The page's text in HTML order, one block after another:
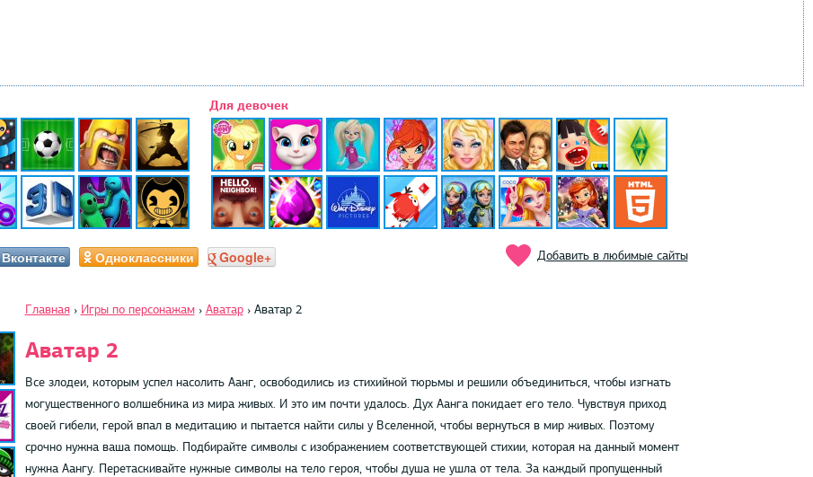
Для девочек
Вконтакте Одноклассники Google+ Добавить в любимые сайты
Главная › Игры по персонажам › Аватар › Аватар 2
Аватар 2
Все злодеи, которым успел насолить Аанг, освободились из стихийной тюрьмы и решили объединиться, чтобы изгнать
могущественного волшебника из мира живых. И это им почти удалось. Дух Аанга покидает его тело. Чувствуя приход
своей гибели, герой впал в медитацию и пытается найти силы у Вселенной, чтобы вернуться в мир живых. Поэтому
срочно нужна ваша помощь. Подбирайте символы с изображением соответствующей стихии, которая на данный момент
нужна Аангу. Перетаскивайте нужные символы на тело героя, чтобы душа не ушла от тела. За каждый пропущенный